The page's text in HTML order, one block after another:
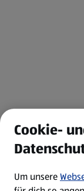
Cookie-
Um unsere